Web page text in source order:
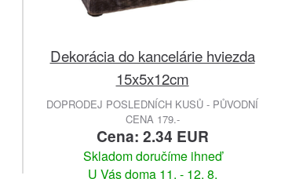
Dekorácia do kancelárie hviezda
15x5x12cm
DOPRODEJ POSLEDNÍCH KUSŮ - PŮVODNÍ
CENA 179.-
Cena: 2.34 EUR
Skladom doručíme ihneď
U Vás doma 11. - 12. 8.